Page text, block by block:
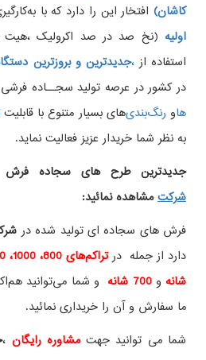
کاشان) افتخار این را دارد که با
اولیه (نخ صد در صد اکرولیک
استفاده ازجدیدترین و بروزترین،
در کشور در عرصه تولید سجــاده فرشی
هاو های بسیار متنوع با قابلیت
به نظر شما خریدار عزیز فعالیت نماید.
جدیدترین طرح های سجاده فرش
شرکتمشاهده نمائید:
فرش های سجاده ای تولید شده در
دارد از جمله درتراکم‌های 800، 1000، 1200 . 2550
شانه و700 شانه
و شما می‌توانید
ما سفارش و آن را خریداری نمائید.
شما می توانید جهت مشاوره رایگان ،